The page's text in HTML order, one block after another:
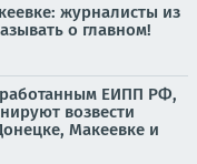
журналисты из
о главном!
ЕИПП РФ,
возвести
Макеевке и